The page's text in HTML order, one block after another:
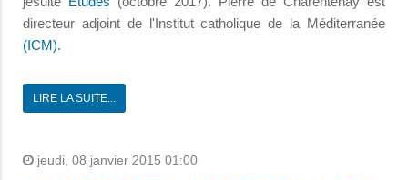
directeur adjoint de l'Institut catholique de la Méditerranée
(ICM).
LIRE LA SUITE...
jeudi, 08 janvier 2015 01:00